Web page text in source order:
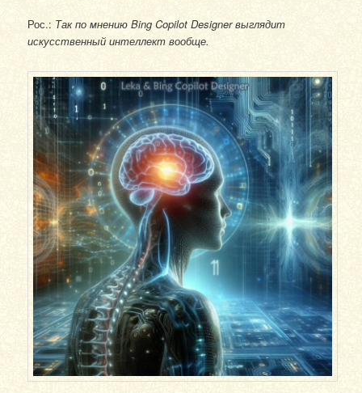
Рос.: Так по мнению Bing Copilot Designer выглядит
искусственный интеллект вообще.